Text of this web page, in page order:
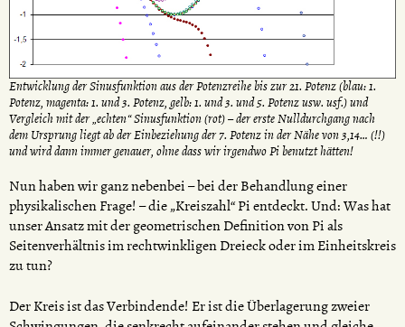
Entwicklung der Sinusfunktion aus der Potenzreihe bis zur 21. Potenz (blau: 1.
Potenz, magenta: 1. und 3. Potenz, gelb: 1. und 3. und 5. Potenz usw. usf.) und
Vergleich mit der „echten“ Sinusfunktion (rot) – der erste Nulldurchgang nach
dem Ursprung liegt ab der Einbeziehung der 7. Potenz in der Nähe von 3,14… (!!)
und wird dann immer genauer, ohne dass wir irgendwo Pi benutzt hätten!
Nun haben wir ganz nebenbei – bei der Behandlung einer
physikalischen Frage! – die „Kreiszahl“ Pi entdeckt. Und: Was hat
unser Ansatz mit der geometrischen Definition von Pi als
Seitenverhältnis im rechtwinkligen Dreieck oder im Einheitskreis
zu tun?
Der Kreis ist das Verbindende! Er ist die Überlagerung zweier